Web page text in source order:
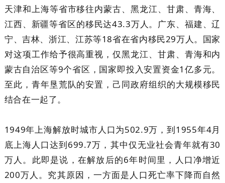
天津和上海等省市移往内蒙古、黑龙江、甘肃、青海、
江西、新疆等省区的移民达43.3万人。广东、福建、辽
宁、吉林、浙江、江苏等18省在省内移民29万人。国家
对这项工作给予很高重视，仅黑龙江、甘肃、青海和内
蒙古自治区等9个省区，国家即投入安置资金1亿多元。
至此，青年垦荒队的安置，己同政府组织的大规模移民
结合在一起了。
1949年上海解放时城市人口为502.9万，到1955年4月
底上海人口达到699.7万，其中仅无业社会青年就有30
万人。此即是说，在解放后的6年时间里，人口净增近
200万人。究其原因，一方面是人口死亡率下降而自然